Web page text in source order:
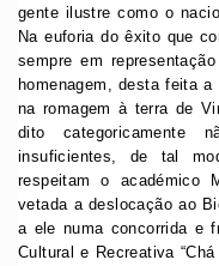
gente ilustre como o
Na euforia do êxito que
sempre em
homenagem, desta feita
na romagem à terra de
dito categoricamente
insuficientes, de tal
respeitam o académico
vetada a deslocação ao
a ele numa concorrida e
Cultural e Recreativa